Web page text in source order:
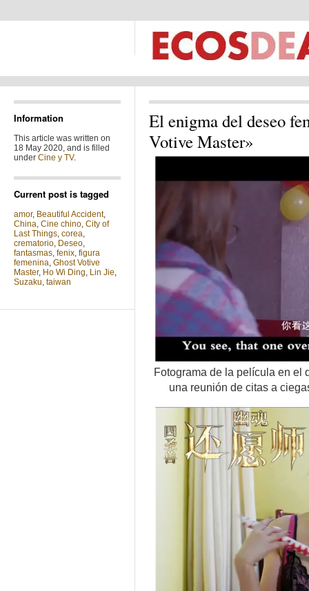
Information
This article was written on
18 May 2020, and is filled
under Cine y TV.
Current post is tagged
amor, Beautiful Accident,
China, Cine chino, City of
Last Things, corea,
crematorio, Deseo,
fantasmas, fenix, figura
femenina, Ghost Votive
Master, Ho Wi Ding, Lin Jie,
Suzaku, taiwan
El enigma del deseo
Votive Master»
Fotograma de la película en el
una reunión de citas a